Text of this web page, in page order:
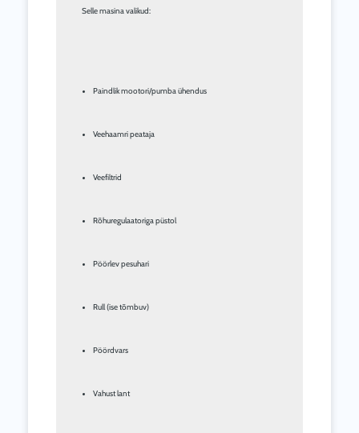
Selle masina valikud:
Paindlik mootori/pumba ühendus
Veehaamri peataja
Veefiltrid
Rõhuregulaatoriga püstol
Pöörlev pesuhari
Rull (ise tõmbuv)
Pöördvars
Vahust lant